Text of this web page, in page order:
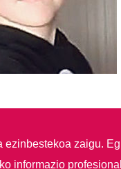
ezinbestekoa zaigu.
informazio